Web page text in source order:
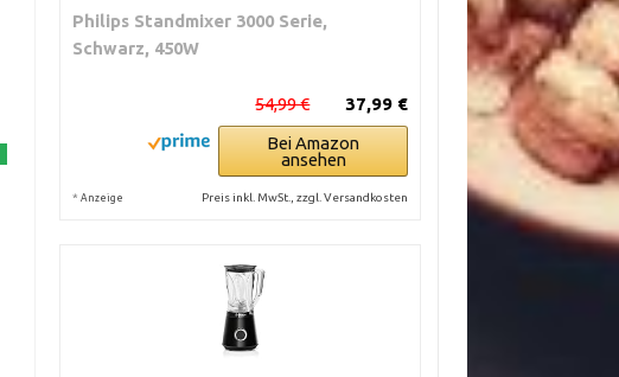
Philips Standmixer 3000 Serie,
Schwarz, 450W
37,99 €
54,99 €
Bei Amazon
ansehen
* Anzeige Preis inkl. MwSt., zzgl. Versandkosten